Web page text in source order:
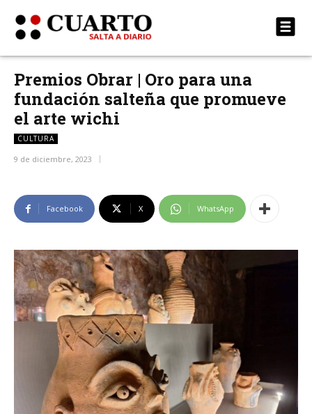
Premios Obrar | Oro para una
fundación salteña que promueve
el arte wichi
CULTURA
9 de diciembre, 2023
Facebook X WhatsApp